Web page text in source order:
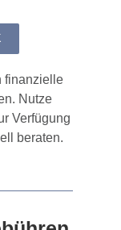
finanzielle
Nutze
Verfügung
beraten.